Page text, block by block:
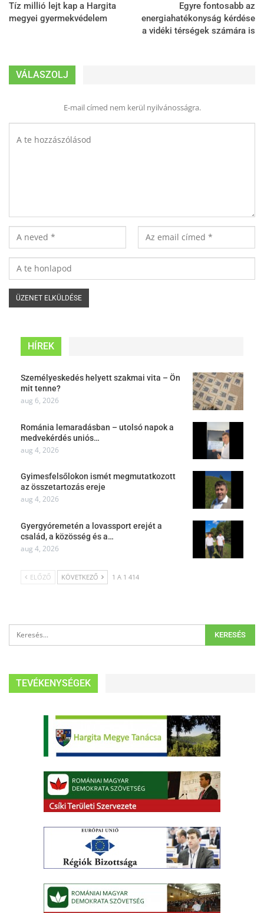
Tíz millió lejt kap a Hargita
megyei gyermekvédelem
Egyre fontosabb az
energiahatékonyság kérdése
a vidéki térségek számára is
VÁLASZOLJ
E-mail címed nem kerül nyilvánosságra.
HÍREK
Személyeskedés helyett szakmai vita – Ön
mit tenne?
aug 6, 2026
Románia lemaradásban – utolsó napok a
medvekérdés uniós…
aug 4, 2026
Gyimesfelsőlokon ismét megmutatkozott
az összetartozás ereje
aug 4, 2026
Gyergyóremetén a lovassport erejét a
család, a közösség és a…
aug 4, 2026
ELŐZŐ KÖVETKEZŐ 1 A 1 414
TEVÉKENYSÉGEK